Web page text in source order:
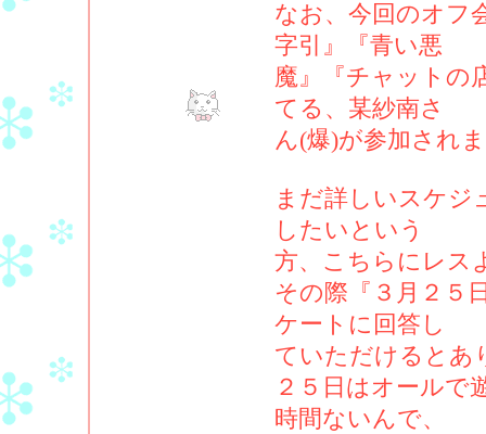
なお、今回のオフ
字引』『青い悪
魔』『チャットの
てる、某紗南さ
ん(爆)が参加され
まだ詳しいスケジ
したいという
方、こちらにレス
その際『３月２５
ケートに回答し
ていただけるとあ
２５日はオールで
時間ないんで、